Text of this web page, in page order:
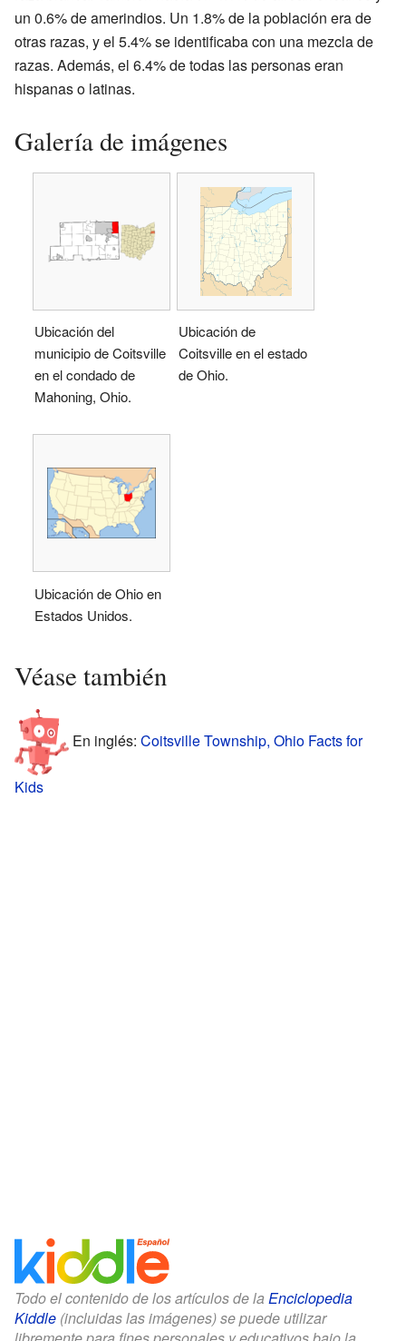
un 0.6% de amerindios. Un 1.8% de la población era de
otras razas, y el 5.4% se identificaba con una mezcla de
razas. Además, el 6.4% de todas las personas eran
hispanas o latinas.
Galería de imágenes
Ubicación del
municipio de Coitsville
en el condado de
Mahoning, Ohio.
Ubicación de
Coitsville en el estado
de Ohio.
Ubicación de Ohio en
Estados Unidos.
Véase también
En inglés: Coitsville Township, Ohio Facts for
Kids
Todo el contenido de los artículos de la Enciclopedia
Kiddle (incluidas las imágenes) se puede utilizar